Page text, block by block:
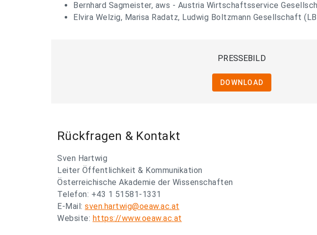
Bernhard Sagmeister, aws - Austria Wirtschaftsservice
Elvira Welzig, Marisa Radatz, Ludwig Boltzmann Gesellschaft
PRESSEBILD
DOWNLOAD
Rückfragen & Kontakt
Sven Hartwig
Leiter Öffentlichkeit & Kommunikation
Österreichische Akademie der Wissenschaften
Telefon: +43 1 51581-1331
E-Mail: sven.hartwig@oeaw.ac.at
Website: https://www.oeaw.ac.at